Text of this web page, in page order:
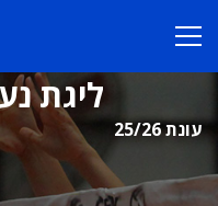
ליגת
עונת 25/26